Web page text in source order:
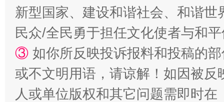
新型国家、建设和谐社会、和谐
民众/全民勇于担任文化使者与和
③ 如你所反映投诉报料和投稿的
或不文明用语，请谅解！如因被
人或单位版权和其它问题需即时在